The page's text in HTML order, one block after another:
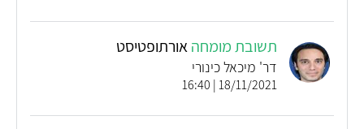
תשובת מומחהאורתופטיסט
דר' מיכאל כינורי
18/11/2021 | 16:40